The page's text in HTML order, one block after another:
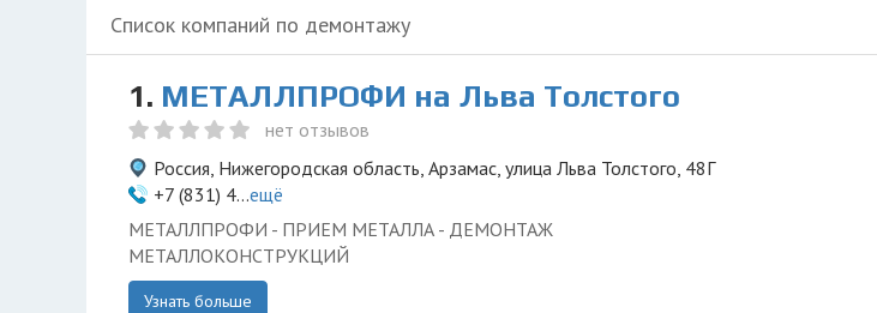
Список компаний по демонтажу
1. МЕТАЛЛПРОФИ на Льва Толстого
нет отзывов
Россия, Нижегородская область, Арзамас, улица Льва Толстого, 48Г
+7 (831) 4...ещё
МЕТАЛЛПРОФИ - ПРИЕМ МЕТАЛЛА - ДЕМОНТАЖ
МЕТАЛЛОКОНСТРУКЦИЙ
Узнать больше